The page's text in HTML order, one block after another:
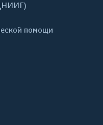
помощи